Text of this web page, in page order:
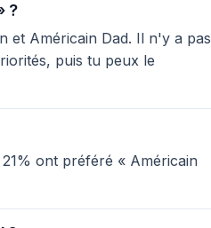
?
et Américain Dad. Il n'y a pas
puis tu peux le
ont préféré « Américain